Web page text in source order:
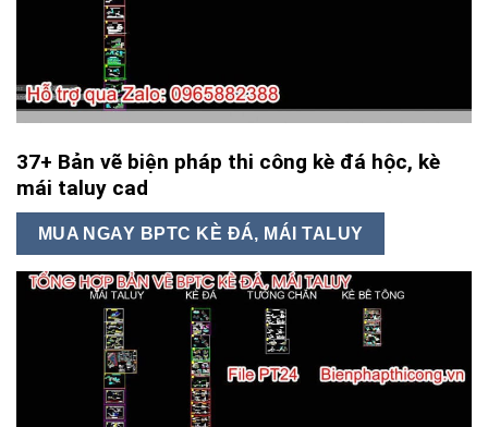
37+ Bản vẽ biện pháp thi công kè đá hộc, kè
mái taluy cad
MUA NGAY BPTC KÈ ĐÁ, MÁI TALUY